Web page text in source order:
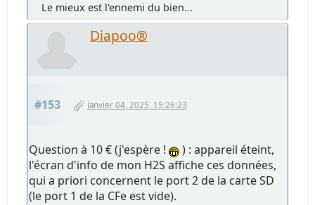
Le mieux est l'ennemi du bien...
Diapoo®
#153 Janvier 04, 2025, 15:26:23
Question à 10 € (j'espère !
) : appareil éteint,
l'écran d'info de mon H2S affiche ces données,
qui a priori concernent le port 2 de la carte SD
(le port 1 de la CFe est vide).